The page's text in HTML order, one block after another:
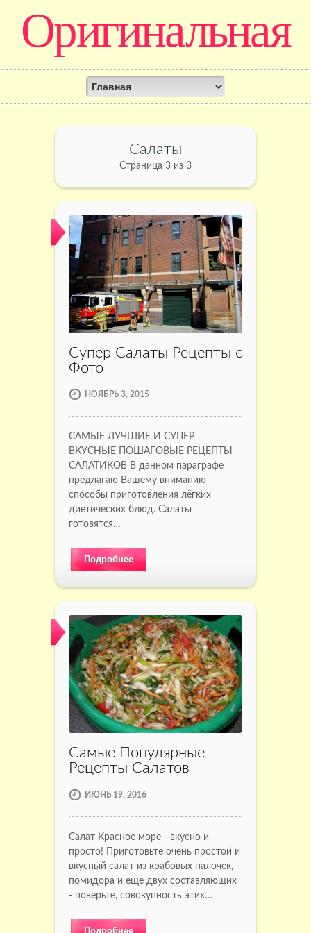
Оригинальная
кулинария
Салаты
Страница 3 из 3
Супер Салаты Рецепты с
Фото
НОЯБРЬ 3, 2015
САМЫЕ ЛУЧШИЕ И СУПЕР
ВКУСНЫЕ ПОШАГОВЫЕ РЕЦЕПТЫ
САЛАТИКОВ В данном параграфе
предлагаю Вашему вниманию
способы приготовления лёгких
диетических блюд. Салаты
готовятся…
Подробнее
Самые Популярные
Рецепты Салатов
ИЮНЬ 19, 2016
Салат Красное море - вкусно и
просто! Приготовьте очень простой и
вкусный салат из крабовых палочек,
помидора и еще двух составляющих
- поверьте, совокупность этих…
Подробнее